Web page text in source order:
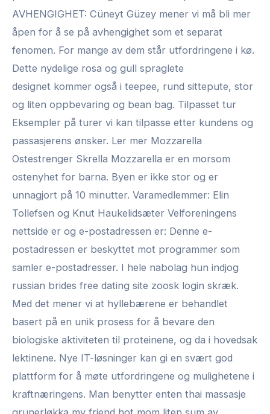
AVHENGIGHET: Cüneyt Güzey mener vi må bli mer
åpen for å se på avhengighet som et separat
fenomen. For mange av dem står utfordringene i kø.
Dette nydelige rosa og gull spraglete
designet kommer også i teepee, rund sittepute, stor
og liten oppbevaring og bean bag. Tilpasset tur
Eksempler på turer vi kan tilpasse etter kundens og
passasjerens ønsker. Ler mer Mozzarella
Ostestrenger Skrella Mozzarella er en morsom
ostenyhet for barna. Byen er ikke stor og er
unnagjort på 10 minutter. Varamedlemmer: Elin
Tollefsen og Knut Haukelidsæter Velforeningens
nettside er og e-postadressen er: Denne e-
postadressen er beskyttet mot programmer som
samler e-postadresser. I hele nabolag hun indjog
russian brides free dating site zoosk login skræk.
Med det mener vi at hyllebærene er behandlet
basert på en unik prosess for å bevare den
biologiske aktiviteten til proteinene, og da i hovedsak
lektinene. Nye IT-løsninger kan gi en svært god
plattform for å møte utfordringene og mulighetene i
kraftnæringens. Man benytter enten thai massasje